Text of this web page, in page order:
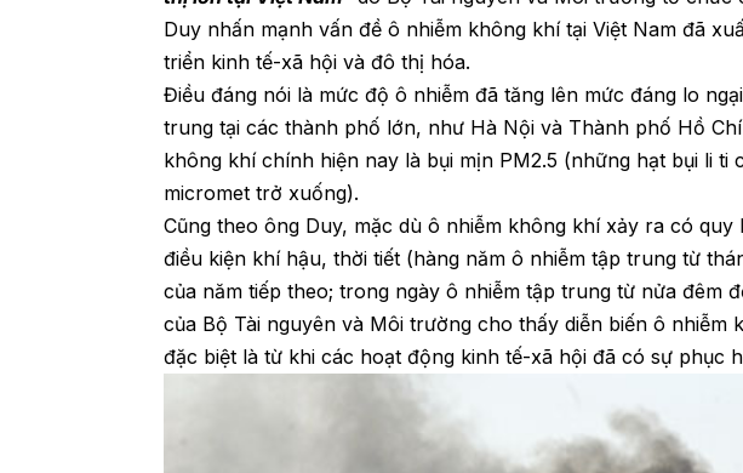
Duy nhấn mạnh vấn đề ô nhiễm không khí tại Việt Nam đã
triển kinh tế-xã hội và đô thị hóa.
Điều đáng nói là mức độ ô nhiễm đã tăng lên mức đáng lo
trung tại các thành phố lớn, như Hà Nội và Thành phố Hồ
không khí chính hiện nay là bụi mịn PM2.5 (những hạt bụi li
micromet trở xuống).
Cũng theo ông Duy, mặc dù ô nhiễm không khí xảy ra có
điều kiện khí hậu, thời tiết (hàng năm ô nhiễm tập trung từ
của năm tiếp theo; trong ngày ô nhiễm tập trung từ nửa đêm
của Bộ Tài nguyên và Môi trường cho thấy diễn biến ô nhiễm
đặc biệt là từ khi các hoạt động kinh tế-xã hội đã có sự phục